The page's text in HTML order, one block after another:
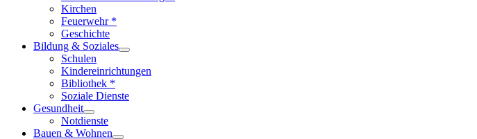
Kirchen
Feuerwehr *
Geschichte
Bildung & Soziales
Schulen
Kindereinrichtungen
Bibliothek *
Soziale Dienste
Gesundheit
Notdienste
Bauen & Wohnen